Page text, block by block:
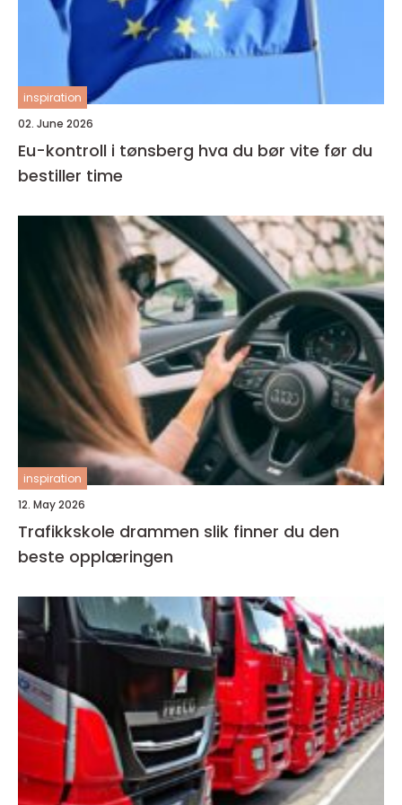
inspiration
02. June 2026
Eu-kontroll i tønsberg hva du bør vite før du
bestiller time
inspiration
12. May 2026
Trafikkskole drammen slik finner du den
beste opplæringen